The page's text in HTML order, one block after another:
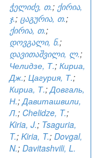
ჭელიძე, თ.; ქირია,
ჯ.; ცაგურია, თ.;
ქირია, თ.;
დოვგალი, ნ.;
დავითაშვილი, ლ.;
Челидзе, Т.; Кириа,
Дж.; Цагурия, Т.;
Кириа, Т.;Довгаль,
Н.;Давиташвили,
Л.; Chelidze, T.;
Kiria, J.; Tsaguria,
T.; Kiria, T.; Dovgal,
N.; Davitashvili, L.